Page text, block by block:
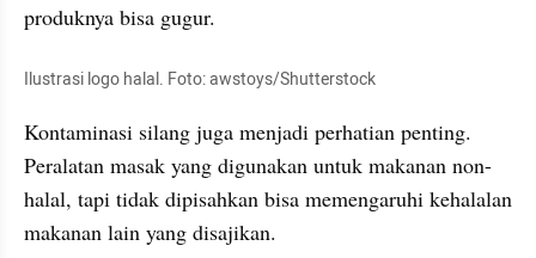
produknya bisa gugur.
Ilustrasi logo halal. Foto: awstoys/Shutterstock
Kontaminasi silang juga menjadi perhatian penting.
Peralatan masak yang digunakan untuk makanan non-
halal, tapi tidak dipisahkan bisa memengaruhi kehalalan
makanan lain yang disajikan.